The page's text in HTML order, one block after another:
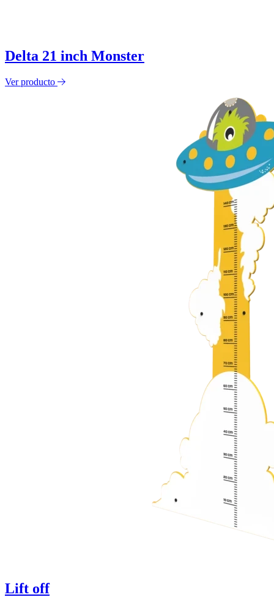
Delta 21 inch Monster
Ver producto
Lift off